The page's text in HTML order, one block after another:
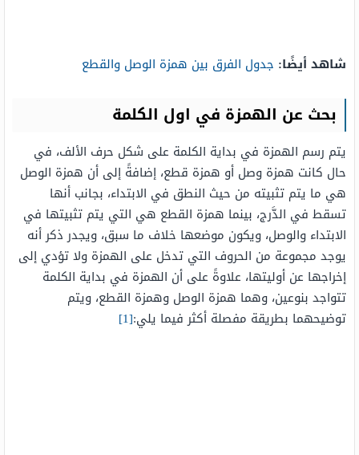
شاهد أيضًا: جدول الفرق بين همزة الوصل والقطع
بحث عن الهمزة في اول الكلمة
يتم رسم الهمزة في بداية الكلمة على شكل حرف الألف، في
حال كانت همزة وصل أو همزة قطع، إضافةً إلى أن همزة الوصل
هي ما يتم تثبيته من حيث النطق في الابتداء، بجانب أنها
تسقط في الدَّرج، بينما همزة القطع هي التي يتم تثبيتها في
الابتداء والوصل، ويكون موضعها خلاف ما سبق، ويجدر ذكر أنه
يوجد مجموعة من الحروف التي تدخل على الهمزة ولا تؤدي إلى
إخراجها عن أوليتها، علاوةً على أن الهمزة في بداية الكلمة
تتواجد بنوعين، وهما همزة الوصل وهمزة القطع، ويتم
توضيحهما بطريقة مفصلة أكثر فيما يلي:[1]